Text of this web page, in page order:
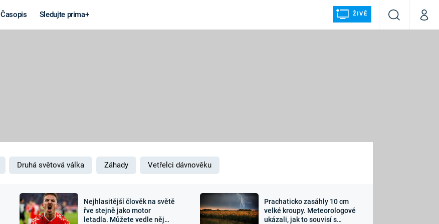
Časopis Sledujte prima+ ŽIVĚ
VyhledáváníMůj
MARS
Záhady a
Zajímavosti Sledujte nás
Druhá světová válka Záhady Vetřelci dávnověku
Nejhlasitější člověk na světě
řve stejně jako motor
letadla. Můžete vedle něj
Prachaticko zasáhly 10 cm
velké kroupy. Meteorologové
ukázali, jak to souvisí s